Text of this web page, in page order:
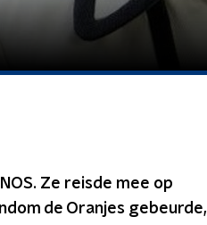
Ze reisde mee op
de Oranjes gebeurde,